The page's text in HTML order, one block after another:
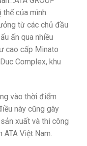
của mình.
từ các chủ đầu
ấn qua nhiều
cao cấp Minato
Complex, khu
vào thời điểm
này cũng gây
xuất và thi công
Việt Nam.